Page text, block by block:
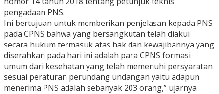
pengadaan PNS.
Ini bertujuan untuk memberikan penjelasan kepada PNS
pada CPNS bahwa yang bersangkutan telah diakui
secara hukum termasuk atas hak dan kewajibannya yang
diserahkan pada hari ini adalah para CPNS formasi
umum dari kesehatan yang telah memenuhi persyaratan
sesuai peraturan perundang undangan yaitu adapun
menerima PNS adalah sebanyak 203 orang,” ujarnya.